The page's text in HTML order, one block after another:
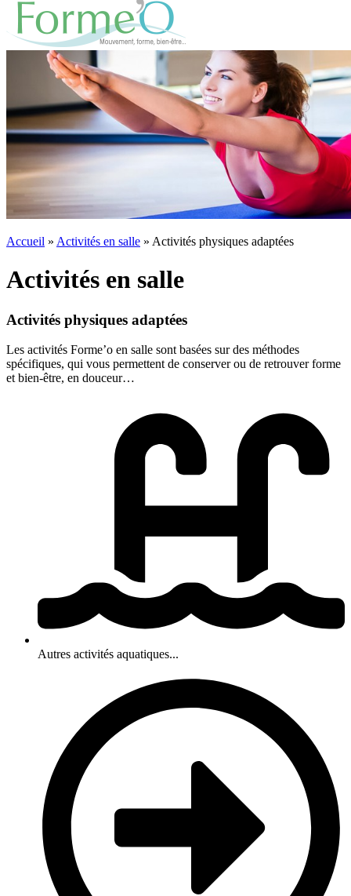
Accueil » Activités en salle » Activités physiques adaptées
Activités en salle
Activités physiques adaptées
Les activités Forme’o en salle sont basées sur des méthodes
spécifiques, qui vous permettent de conserver ou de retrouver forme
et bien-être, en douceur…
Autres activités aquatiques...